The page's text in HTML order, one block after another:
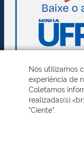
Nós utilizamos
experiência de
Coletamos
"Ciente".